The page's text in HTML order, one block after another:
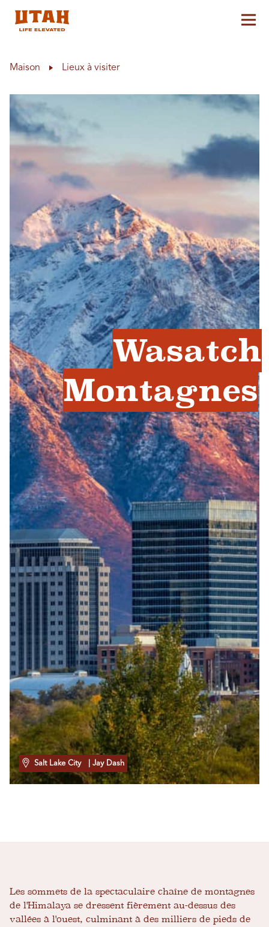
Maison Lieux à visiter
Wasatch
Montagnes
Salt Lake City | Jay Dash
Les sommets de la spectaculaire chaîne de montagnes
de l'Himalaya se dressent fièrement au-dessus des
vallées à l'ouest, culminant à des milliers de pieds de